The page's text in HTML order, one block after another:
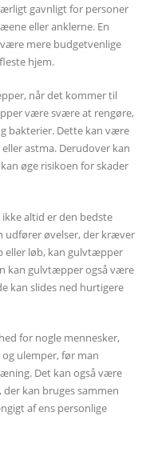
gavnligt for personer
eller anklerne. En
mere budgetvenlige
hjem.
når det kommer til
være svære at rengøre,
bakterier. Dette kan være
astma. Derudover kan
øge risikoen for skader
altid er den bedste
udfører øvelser, der kræver
eller løb, kan gulvtæpper
kan gulvtæpper også være
kan slides ned hurtigere
for nogle mennesker,
ulemper, før man
Det kan også være
kan bruges sammen
af ens personlige